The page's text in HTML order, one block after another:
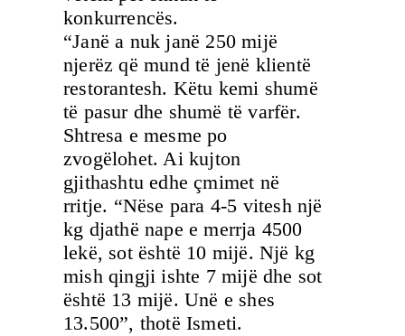
konkurrencës.
“Janë a nuk janë 250 mijë
njerëz që mund të jenë klientë
restorantesh. Këtu kemi shumë
të pasur dhe shumë të varfër.
Shtresa e mesme po
zvogëlohet. Ai kujton
gjithashtu edhe çmimet në
rritje. “Nëse para 4-5 vitesh një
kg djathë nape e merrja 4500
lekë, sot është 10 mijë. Një kg
mish qingji ishte 7 mijë dhe sot
është 13 mijë. Unë e shes
13.500”, thotë Ismeti.